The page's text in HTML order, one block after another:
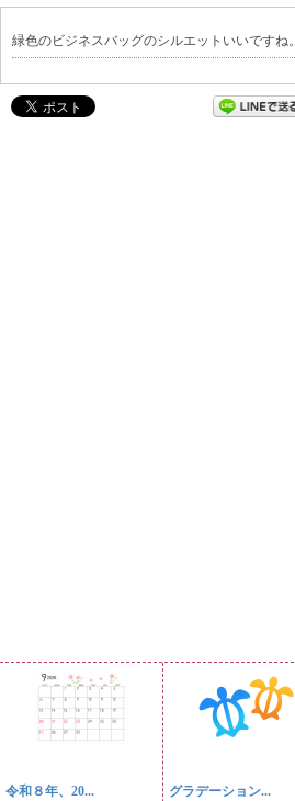
緑色のビジネスバッグのシルエットいいですね。
令和８年、20... グラデーション...